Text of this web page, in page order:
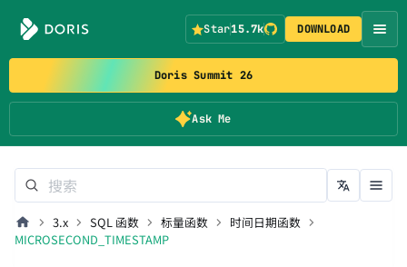
Doris Summit 26
Ask Me
Star15.7k DOWNLOAD
3.x SQL 函数 标量函数
时间日期函数
MICROSECOND_TIMESTAMP